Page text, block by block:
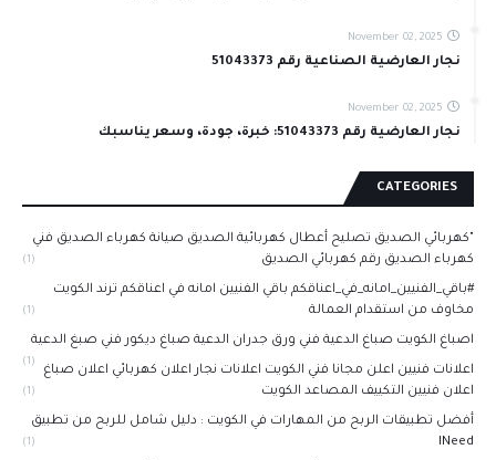
November 02, 2025
نجار العارضية الصناعية رقم 51043373
November 02, 2025
نجار العارضية رقم 51043373: خبرة، جودة، وسعر يناسبك
CATEGORIES
"كهربائي الصديق تصليح أعطال كهربائية الصديق صيانة كهرباء الصديق فني
كهرباء الصديق رقم كهربائي الصديق
(1)
#باقي_الفنيين_امانه_في_اعناقكم باقي الفنيين امانه في اعناقكم ترند الكويت
مخاوف من استقدام العمالة
(1)
اصباغ الكويت صباغ الدعية فني ورق جدران الدعية صباغ ديكور فني صبغ الدعية
(1)
اعلانات فنيين اعلن مجانا فني الكويت اعلانات نجار اعلان كهربائي اعلان صباغ
اعلان فنيين التكييف المصاعد الكويت
(1)
أفضل تطبيقات الربح من المهارات في الكويت : دليل شامل للربح من تطبيق
INeed
(1)